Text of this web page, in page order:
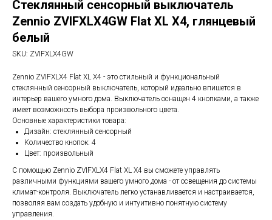
Стеклянный сенсорный выключатель
Zennio ZVIFXLX4GW Flat XL X4, глянцевый
белый
SKU: ZVIFXLX4GW
Zennio ZVIFXLX4 Flat XL X4 - это стильный и функциональный
стеклянный сенсорный выключатель, который идеально впишется в
интерьер вашего умного дома. Выключатель оснащен 4 кнопками, а также
имеет возможность выбора произвольного цвета.
Основные характеристики товара:
Дизайн: стеклянный сенсорный
Количество кнопок: 4
Цвет: произвольный
С помощью Zennio ZVIFXLX4 Flat XL X4 вы сможете управлять
различными функциями вашего умного дома - от освещения до системы
климат-контроля. Выключатель легко устанавливается и настраивается,
позволяя вам создать удобную и интуитивно понятную систему
управления.